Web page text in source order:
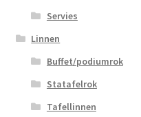
Servies
Linnen
Buffet/podiumrok
Statafelrok
Tafellinnen